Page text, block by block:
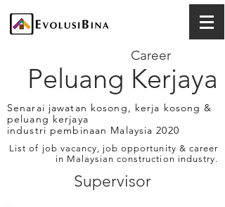
Peluang Kerjaya
Career
Senarai jawatan kosong, kerja kosong &
peluang kerjaya
industri pembinaan Malaysia 2020
List of job vacancy, job opportunity & career
in Malaysian construction industry.
Supervisor